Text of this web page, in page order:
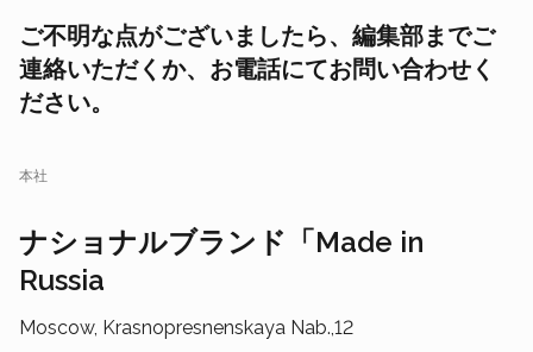
ご不明な点がございましたら、編集部までご
連絡いただくか、お電話にてお問い合わせく
ださい。
本社
ナショナルブランド「Made in
Russia
Moscow, Krasnopresnenskaya Nab.,12